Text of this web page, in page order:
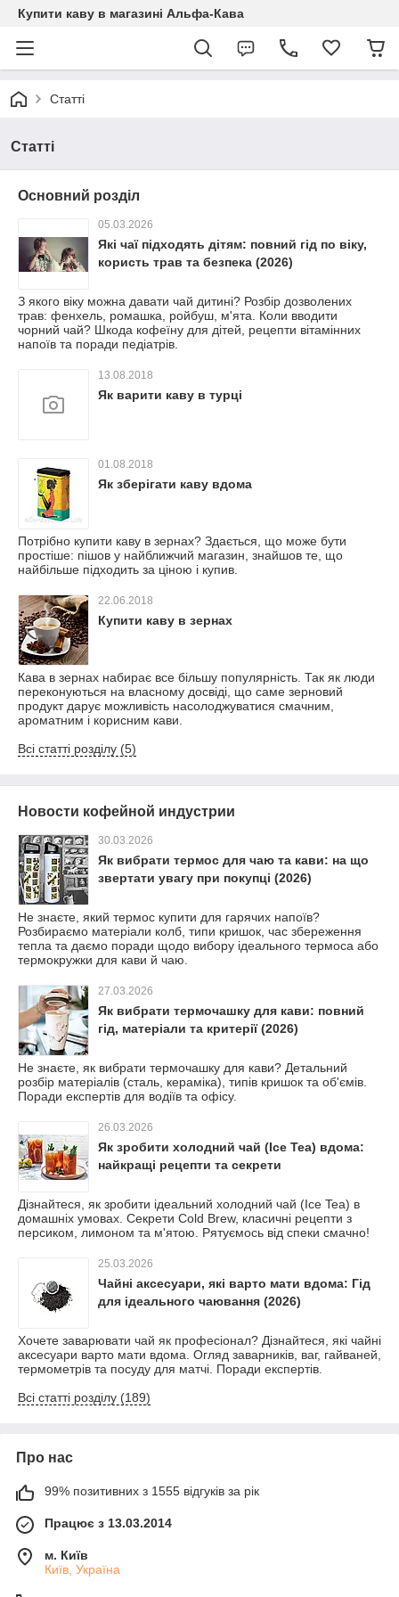
Купити каву в магазині Альфа-Кава
Статті
Статті
Основний розділ
05.03.2026
Які чаї підходять дітям: повний гід по віку,
користь трав та безпека (2026)
З якого віку можна давати чай дитині? Розбір дозволених
трав: фенхель, ромашка, ройбуш, м'ята. Коли вводити
чорний чай? Шкода кофеїну для дітей, рецепти вітамінних
напоїв та поради педіатрів.
13.08.2018
Як варити каву в турці
01.08.2018
Як зберігати каву вдома
Потрібно купити каву в зернах? Здається, що може бути
простіше: пішов у найближчий магазин, знайшов те, що
найбільше підходить за ціною і купив.
22.06.2018
Купити каву в зернах
Кава в зернах набирає все більшу популярність. Так як люди
переконуються на власному досвіді, що саме зерновий
продукт дарує можливість насолоджуватися смачним,
ароматним і корисним кави.
Всі статті розділу (5)
Новости кофейной индустрии
30.03.2026
Як вибрати термос для чаю та кави: на що
звертати увагу при покупці (2026)
Не знаєте, який термос купити для гарячих напоїв?
Розбираємо матеріали колб, типи кришок, час збереження
тепла та даємо поради щодо вибору ідеального термоса або
термокружки для кави й чаю.
27.03.2026
Як вибрати термочашку для кави: повний
гід, матеріали та критерії (2026)
Не знаєте, як вибрати термочашку для кави? Детальний
розбір матеріалів (сталь, кераміка), типів кришок та об'ємів.
Поради експертів для водіїв та офісу.
26.03.2026
Як зробити холодний чай (Ice Tea) вдома:
найкращі рецепти та секрети
Дізнайтеся, як зробити ідеальний холодний чай (Ice Tea) в
домашніх умовах. Секрети Cold Brew, класичні рецепти з
персиком, лимоном та м'ятою. Рятуємось від спеки смачно!
25.03.2026
Чайні аксесуари, які варто мати вдома: Гід
для ідеального чаювання (2026)
Хочете заварювати чай як професіонал? Дізнайтеся, які чайні
аксесуари варто мати вдома. Огляд заварників, ваг, гайваней,
термометрів та посуду для матчі. Поради експертів.
Всі статті розділу (189)
Про нас
99% позитивних з 1555 відгуків за рік
Працює з 13.03.2014
м. Київ
Київ, Україна